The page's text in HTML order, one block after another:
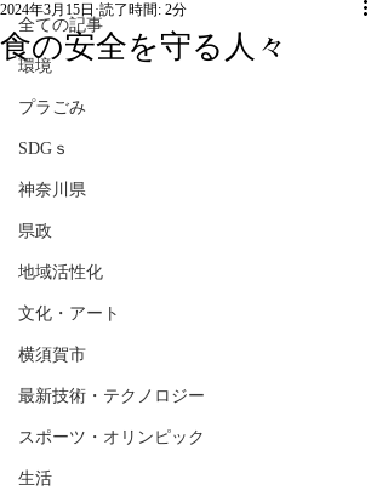
全ての記事
環境
プラごみ
SDGｓ
神奈川県
県政
地域活性化
文化・アート
横須賀市
最新技術・テクノロジー
スポーツ・オリンピック
生活
食の安全を守る人々
2024年3月15日 読了時間: 2分